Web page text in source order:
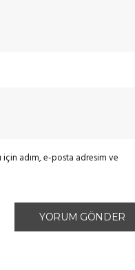
için adım, e-posta adresim ve